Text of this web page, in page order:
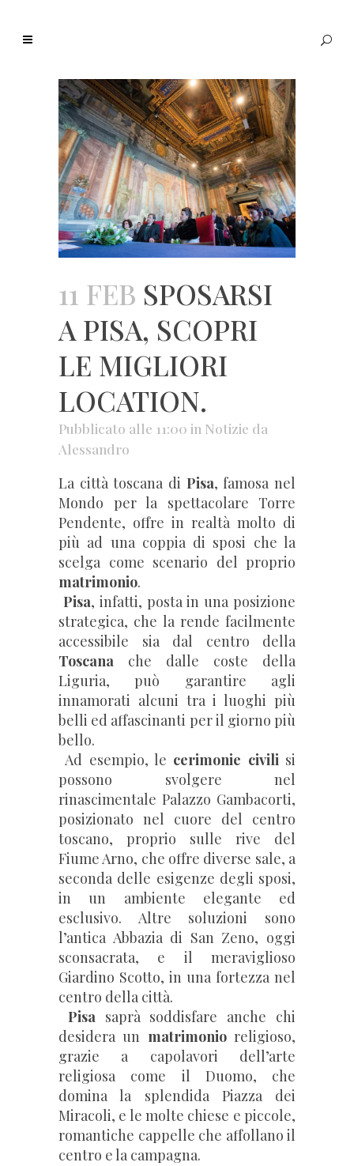
11 FEB SPOSARSI
A PISA, SCOPRI
LE MIGLIORI
LOCATION.
Pubblicato alle 11:00 in Notizie da
Alessandro
La città toscana di Pisa, famosa nel
Mondo per la spettacolare Torre
Pendente, offre in realtà molto di
più ad una coppia di sposi che la
scelga come scenario del proprio
matrimonio.
Pisa, infatti, posta in una posizione
strategica, che la rende facilmente
accessibile sia dal centro della
Toscana che dalle coste della
Liguria, può garantire agli
innamorati alcuni tra i luoghi più
belli ed affascinanti per il giorno più
bello.
Ad esempio, le cerimonie civilisi
possono svolgere nel
rinascimentale Palazzo Gambacorti,
posizionato nel cuore del centro
toscano, proprio sulle rive del
Fiume Arno, che offre diverse sale, a
seconda delle esigenze degli sposi,
in un ambiente elegante ed
esclusivo. Altre soluzioni sono
l’antica Abbazia di San Zeno, oggi
sconsacrata, e il meraviglioso
Giardino Scotto, in una fortezza nel
centro della città.
Pisasaprà soddisfare anche chi
desidera un matrimonioreligioso,
grazie a capolavori dell’arte
religiosa come il Duomo, che
domina la splendida Piazza dei
Miracoli, e le molte chiese e piccole,
romantiche cappelle che affollano il
centro e la campagna.